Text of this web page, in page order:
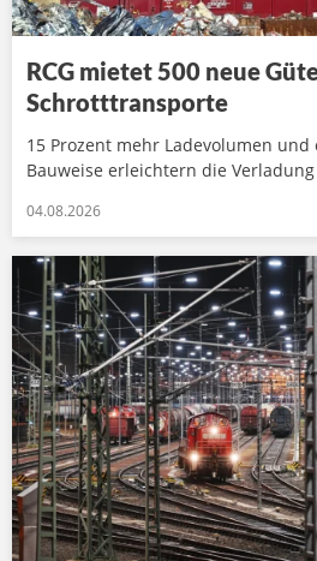
RCG mietet 500 neue
Schrotttransporte
15 Prozent mehr Ladevolumen
Bauweise erleichtern die
04.08.2026